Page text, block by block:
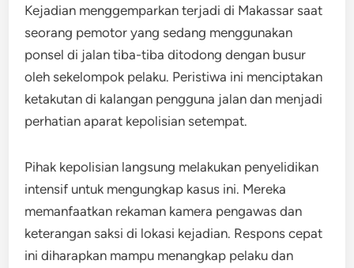
Kejadian menggemparkan terjadi di Makassar saat
seorang pemotor yang sedang menggunakan
ponsel di jalan tiba-tiba ditodong dengan busur
oleh sekelompok pelaku. Peristiwa ini menciptakan
ketakutan di kalangan pengguna jalan dan menjadi
perhatian aparat kepolisian setempat.
Pihak kepolisian langsung melakukan penyelidikan
intensif untuk mengungkap kasus ini. Mereka
memanfaatkan rekaman kamera pengawas dan
keterangan saksi di lokasi kejadian. Respons cepat
ini diharapkan mampu menangkap pelaku dan